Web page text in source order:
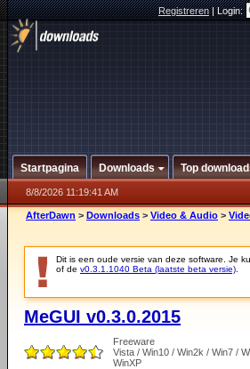
Registreren|Login:
Startpagina Downloads Top
8/8/2026 11:19:41 AM
AfterDawn > Downloads > Video & Audio >
Dit is een oude versie van deze software. Je
of de v0.3.1.1040 Beta (laatste beta versie)
MeGUI v0.3.0.2015
Freeware
Vista / Win10 / Win2k / Win7 /
WinXP